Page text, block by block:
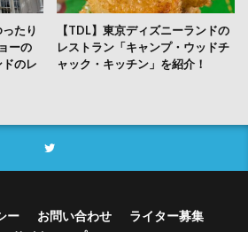
たり
ーの
のレ
【TDL】東京ディズニーランドの
レストラン「キャンプ・ウッドチ
ャック・キッチン」を紹介！
ー お問い合わせ
ライター募集